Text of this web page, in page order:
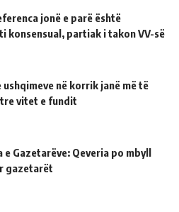
jonë e parë është
konsensual, partiak i takon VV-së
ushqimeve në korrik janë më të
vitet e fundit
e Gazetarëve: Qeveria po mbyll
gazetarët